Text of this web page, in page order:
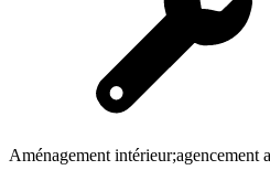
Aménagement intérieur;agencement